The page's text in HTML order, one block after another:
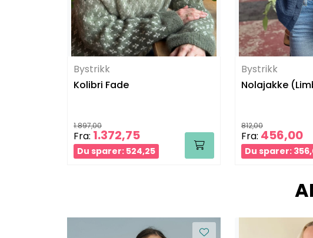
Bystrikk
Kolibri Fade
1.897,00
Fra: 1.372,75
Du sparer: 524,25
Bystrikk
Nolajakke
812,00
Fra: 456,00
Du sparer: